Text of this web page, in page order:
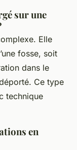
sur une
Elle
fosse, soit
dans le
Ce type
technique
en